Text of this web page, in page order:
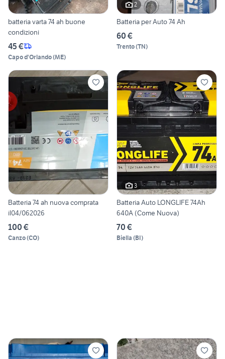
batteria varta 74 ah buone
condizioni
45 €
Capo d'Orlando(ME)
2
Batteria per Auto 74 Ah
60 €
Trento(TN)
Batteria 74 ah nuova comprata
il04/062026
100 €
Canzo(CO)
3
Batteria Auto LONGLIFE 74Ah
640A (Come Nuova)
70 €
Biella (BI)